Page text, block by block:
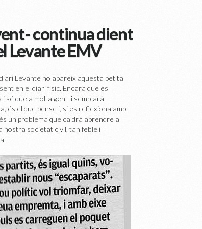
continua dient
Levante EMV
Levante no apareix aquesta petita
en el diari físic. Encara que és
i sé que a molta gent li semblarà
és el que pense i, si es reflexiona amb
un problema que caldrà aprendre a
nostra societat civil, tan feble i